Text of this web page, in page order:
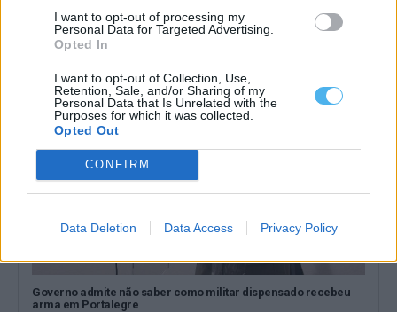
I want to opt-out of processing my
Personal Data for Targeted Advertising.
Opted In
I want to opt-out of Collection, Use,
Retention, Sale, and/or Sharing of my
Personal Data that Is Unrelated with the
Purposes for which it was collected.
Opted Out
CONFIRM
Data Deletion Data Access Privacy Policy
localidade de Abela, no concelho de...
6 Agosto, 2026 - 16:42
Governo admite não saber como militar dispensado recebeu
arma em Portalegre